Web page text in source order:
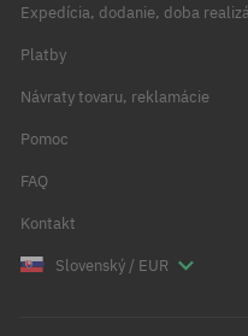
Expedícia, dodanie, doba
Platby
Návraty tovaru, reklamácie
Pomoc
FAQ
Kontakt
Slovenský / EUR